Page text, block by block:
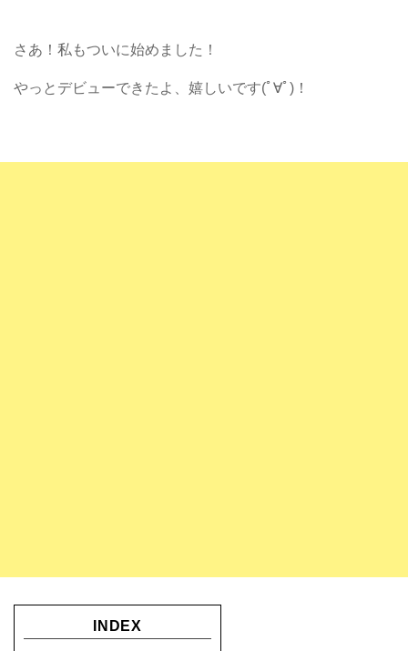
さあ！私もついに始めました！
やっとデビューできたよ、嬉しいです(ﾟ∀ﾟ)！
INDEX